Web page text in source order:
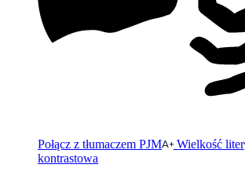
Połącz z tłumaczem PJM Wielkość liter
kontrastowa